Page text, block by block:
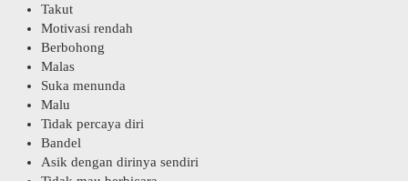
Takut
Motivasi rendah
Berbohong
Malas
Suka menunda
Malu
Tidak percaya diri
Bandel
Asik dengan dirinya sendiri